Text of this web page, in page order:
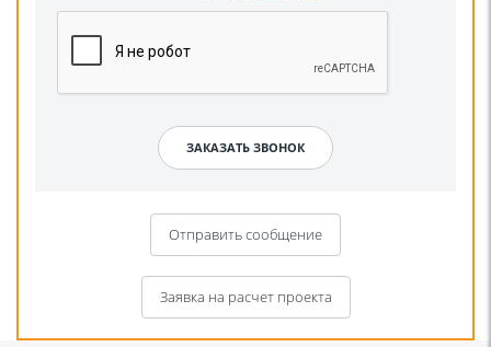
Отправить сообщение
Заявка на расчет проекта